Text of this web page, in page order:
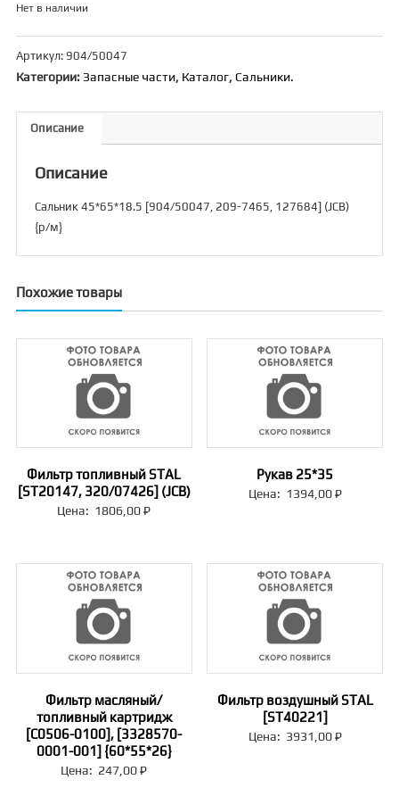
Нет в наличии
Артикул: 904/50047
Категории: Запасные части, Каталог,Сальники.
Описание
Описание
Сальник 45*65*18.5 [904/50047, 209-7465, 127684] (JCB)
{р/м}
Похожие товары
Фильтр топливный STAL
[ST20147, 320/07426] (JCB)
Цена: 1806,00₽
Рукав 25*35
Цена: 1394,00₽
Фильтр масляный/
топливный картридж
[C0506-0100], [3328570-
0001-001] {60*55*26}
Цена: 247,00₽
Фильтр воздушный STAL
[ST40221]
Цена: 3931,00₽